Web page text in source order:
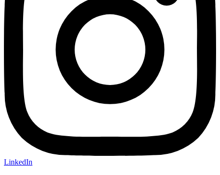
LinkedIn